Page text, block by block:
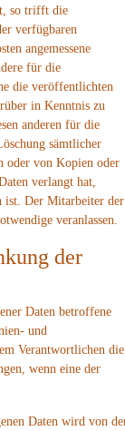
so trifft die
verfügbaren
angemessene
für die
die veröffentlichten
in Kenntnis zu
anderen für die
sämtlicher
oder von Kopien oder
verlangt hat,
ist. Der Mitarbeiter der
veranlassen.
der
Daten betroffene
und
Verantwortlichen die
wenn eine der
Daten wird von